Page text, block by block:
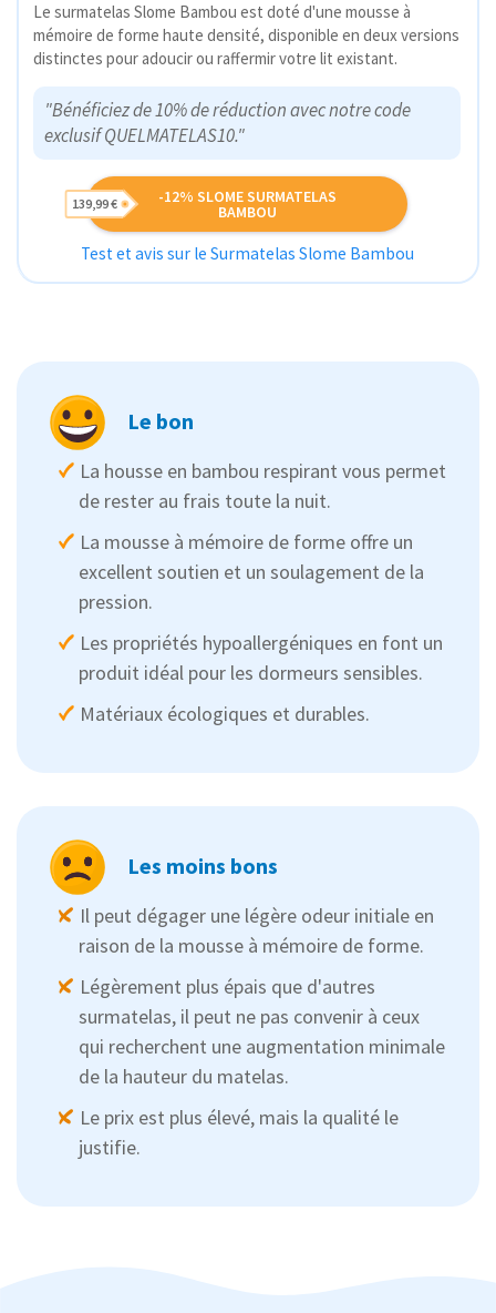
Le surmatelas Slome Bambou est doté d'une mousse à
mémoire de forme haute densité, disponible en deux versions
distinctes pour adoucir ou raffermir votre lit existant.
"Bénéficiez de 10% de réduction avec notre code
exclusif QUELMATELAS10."
-12% SLOME SURMATELAS
BAMBOU
139,99 €
Test et avis sur le Surmatelas Slome Bambou
Le bon
La housse en bambou respirant vous permet
de rester au frais toute la nuit.
La mousse à mémoire de forme offre un
excellent soutien et un soulagement de la
pression.
Les propriétés hypoallergéniques en font un
produit idéal pour les dormeurs sensibles.
Matériaux écologiques et durables.
Les moins bons
Il peut dégager une légère odeur initiale en
raison de la mousse à mémoire de forme.
Légèrement plus épais que d'autres
surmatelas, il peut ne pas convenir à ceux
qui recherchent une augmentation minimale
de la hauteur du matelas.
Le prix est plus élevé, mais la qualité le
justifie.